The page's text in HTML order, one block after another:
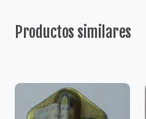
Productos similares